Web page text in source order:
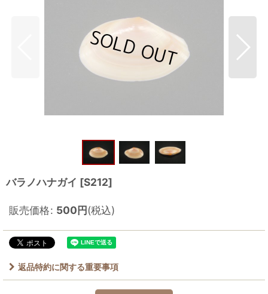
バラノハナガイ [S212]
販売価格: 500円(税込)
返品特約に関する重要事項